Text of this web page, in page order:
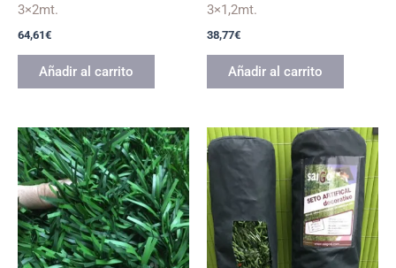
3×2mt.
64,61€
Añadir al carrito
3×1,2mt.
38,77€
Añadir al carrito